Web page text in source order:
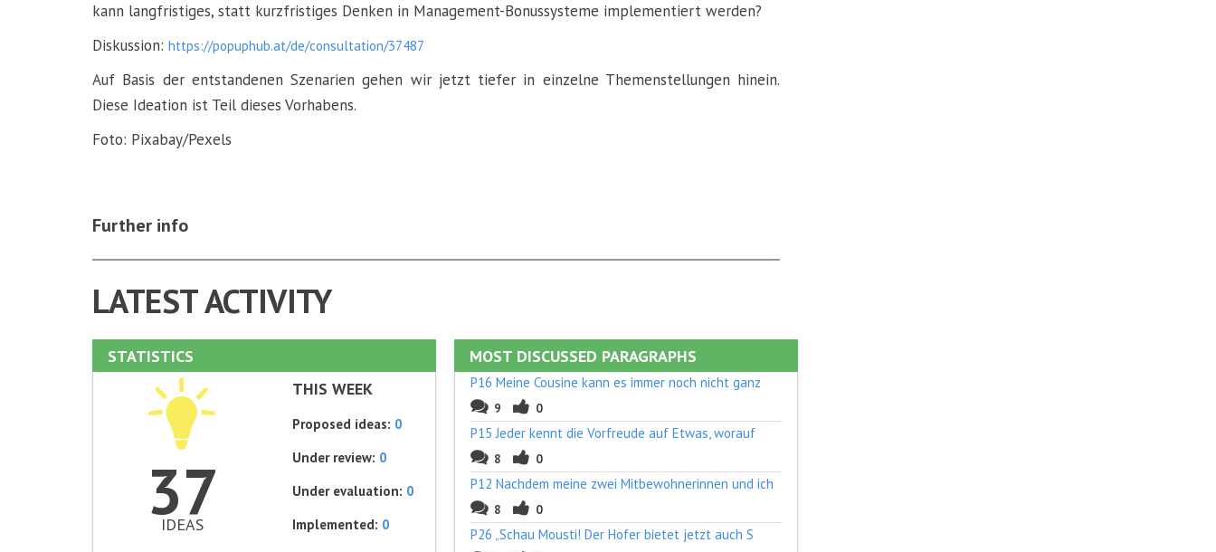
kann langfristiges, statt kurzfristiges Denken in Management-Bonussysteme implementiert werden?
Diskussion: https://popuphub.at/de/consultation/37487
Auf Basis der entstandenen Szenarien gehen wir jetzt tiefer in einzelne Themenstellungen hinein.
Diese Ideation ist Teil dieses Vorhabens.
Foto: Pixabay/Pexels
Further info
LATEST ACTIVITY
STATISTICS
37
IDEAS
THIS WEEK
Proposed ideas: 0
Under review: 0
Under evaluation: 0
Implemented: 0
MOST DISCUSSED PARAGRAPHS
P16 Meine Cousine kann es immer noch nicht ganz
9 0
P15 Jeder kennt die Vorfreude auf Etwas, worauf
8 0
P12 Nachdem meine zwei Mitbewohnerinnen und ich
8 0
P26 „Schau Mousti! Der Hofer bietet jetzt auch S